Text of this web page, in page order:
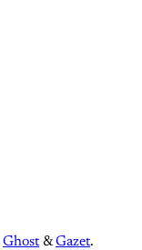
Ghost &Gazet.